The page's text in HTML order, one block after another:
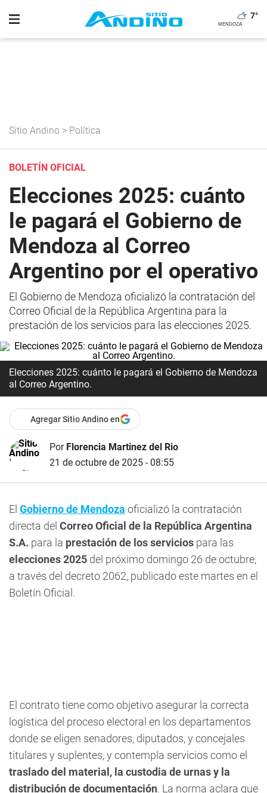
7°
Sitio Andino > Política
BOLETÍN OFICIAL
Elecciones 2025: cuánto
le pagará el Gobierno de
Mendoza al Correo
Argentino por el operativo
El Gobierno de Mendoza oficializó la contratación del
Correo Oficial de la República Argentina para la
prestación de los servicios para las elecciones 2025.
Elecciones 2025: cuánto le pagará el Gobierno de Mendoza
al Correo Argentino.
Agregar Sitio Andino en
Por Florencia Martinez del Rio
21 de octubre de 2025 - 08:55
El Gobierno de Mendoza oficializó la contratación
directa del Correo Oficial de la República Argentina
S.A. para la prestación de los servicios para las
elecciones 2025 del próximo domingo 26 de octubre,
a través del decreto 2062, publicado este martes en el
Boletín Oficial.
El contrato tiene como objetivo asegurar la correcta
logística del proceso electoral en los departamentos
donde se eligen senadores, diputados, y concejales
titulares y suplentes, y contempla servicios como el
traslado del material, la custodia de urnas y la
distribución de documentación. La norma aclara que